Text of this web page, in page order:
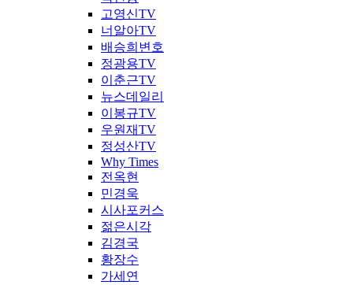
고영신TV
너알아TV
배승희변호
정광용TV
이춘근TV
뉴스데일리
이봉규TV
우원재TV
정성산TV
Why Times
전옥현
민경욱
시사포커스
젊은시각
김경국
황장수
가세연